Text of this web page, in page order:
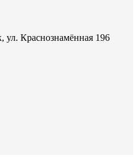
ул. Краснознамённая 196